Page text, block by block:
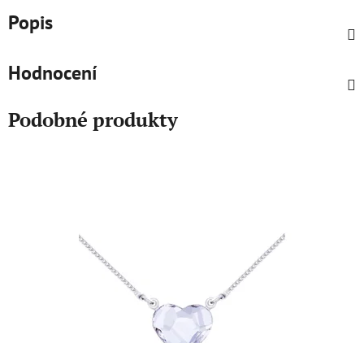
Popis
Hodnocení
Podobné produkty